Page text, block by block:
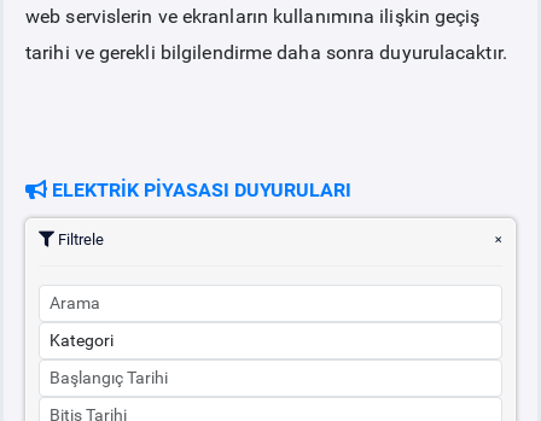
TEMİNAT
DUYURULAR
web servislerin ve ekranların kullanımına ilişkin geçiş
tarihi ve gerekli bilgilendirme daha sonra duyurulacaktır.
ELEKTRİK PİYASASI DUYURULARI
Filtrele